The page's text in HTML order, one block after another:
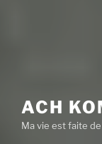
ACH
Ma vie est faite